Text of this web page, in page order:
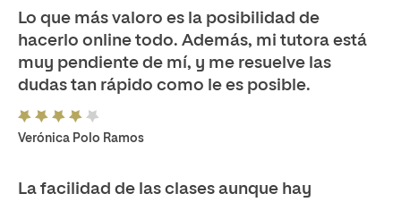
Lo que más valoro es la posibilidad de
hacerlo online todo. Además, mi tutora está
muy pendiente de mí, y me resuelve las
dudas tan rápido como le es posible.
Verónica Polo Ramos
La facilidad de las clases aunque hay